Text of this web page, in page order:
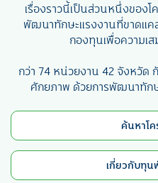
เรื่องราวนี้เป็นส่วนหนึ่งของ
พัฒนาทักษะแรงงานที่ขาดแค
กองทุนเพื่อความเ
กว่า 74 หน่วยงาน 42 จังหวัด
ศักยภาพ ด้วยการพัฒนาทัก
ค้นหาโ
เกี่ยวกับทุ